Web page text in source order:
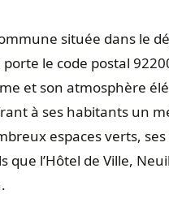
située dans le
porte le code postal
et son atmosphère
à ses habitants un
espaces verts,
l’Hôtel de Ville,